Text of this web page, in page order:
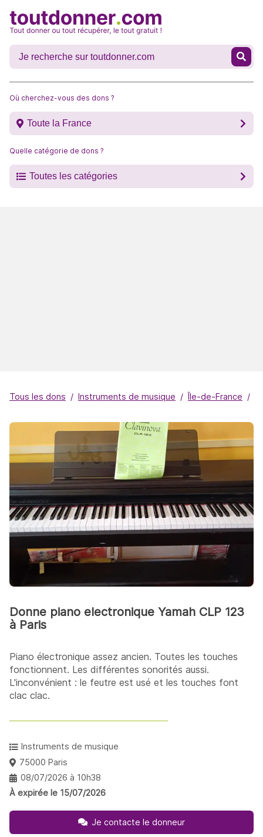
Où cherchez-vous des dons ?
Toute la France
Quelle catégorie de dons ?
Toutes les catégories
Tous les dons Instruments de musique Île-de-France
Donne piano electronique Yamah CLP 123
à Paris
Piano électronique assez ancien. Toutes les touches
fonctionnent. Les différentes sonorités aussi.
L'inconvénient : le feutre est usé et les touches font
clac clac.
Instruments de musique
75000 Paris
08/07/2026 à 10h38
À expirée le 15/07/2026
Je contacte le donneur